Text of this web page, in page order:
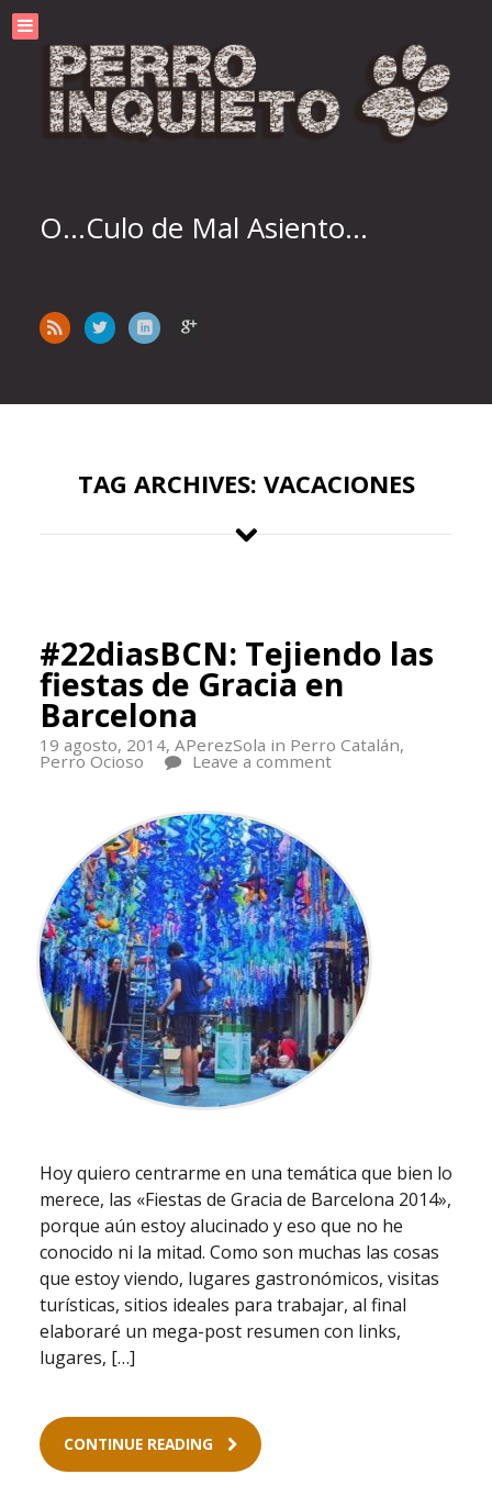
O...Culo de Mal Asiento...
TAG ARCHIVES: VACACIONES
#22diasBCN: Tejiendo las
fiestas de Gracia en
Barcelona
19 agosto, 2014, APerezSola in Perro Catalán,
Perro Ocioso Leave a comment
Hoy quiero centrarme en una temática que bien lo
merece, las «Fiestas de Gracia de Barcelona 2014»,
porque aún estoy alucinado y eso que no he
conocido ni la mitad. Como son muchas las cosas
que estoy viendo, lugares gastronómicos, visitas
turísticas, sitios ideales para trabajar, al final
elaboraré un mega-post resumen con links,
lugares, […]
CONTINUE READING